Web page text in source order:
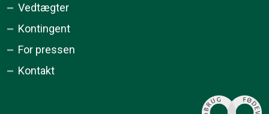
Vedtægter
Kontingent
For pressen
Kontakt